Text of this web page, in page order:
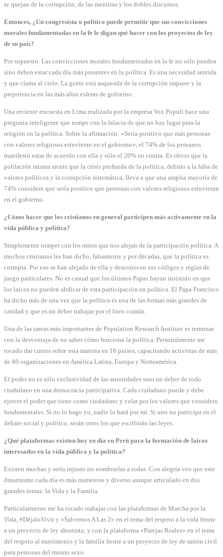
se quejan de la corrupción, de las mentiras y los dobles discursos.
Entonces, ¿Un congresista o político puede permitir que sus convicciones
morales fundamentadas en la fe le digan qué hacer con los proyectos de ley
de su país?
Por supuesto. Las convicciones morales fundamentadas en la fe no sólo pueden
sino deben estar cada día más presentes en la política. Es una necesidad sentida
y que clama al cielo. La gente está asqueada de la corrupción impune y la
prepotencia en las más altas esferas de gobierno.
Una reciente encuesta en Lima realizada por la empresa Vox Populi hace una
pregunta inteligente que rompe con la falacia de que no hay lugar para la
religión en la política. Sobre la afirmación: «Sería positivo que más personas
con valores religiosos estuvieran en el gobierno», el 74% de los peruanos
manifestó estar de acuerdo con ella y sólo el 20% en contra. Es obvio que la
población misma siente que la crisis profunda de la política, debido a la falta de
valores políticos y la corrupción sistemática, lleva a que una amplia mayoría de
74% considere que sería positivo que personas con valores religiosos estuvieran
en el gobierno.
¿Cómo hacer que los cristianos en general participen más activamente en la
vida pública y política?
Simplemente romper con los mitos que nos alejan de la participación política. A
muchos cristianos les han dicho, falsamente y por décadas, que la política es
corrupta. Por eso se han alejado de ella y desconocen sus códigos y reglas de
juego particulares. No es casual que los últimos Papas hayan insistido en que
los laicos no pueden abdicar de esta participación en política. El Papa Francisco
ha dicho más de una vez que la política es una de las formas más grandes de
caridad y que es un deber trabajar por el bien común.
Una de las tareas más importantes de Population Research Institute es terminar
con la desventaja de no saber cómo funciona la política. Personalmente me
tocado dar cursos sobre esta materia en 18 países, capacitando activistas de más
de 80 organizaciones en América Latina, Europa y Norteamérica.
El poder no es sólo exclusividad de las autoridades sino un deber de todo
ciudadano en una democracia participativa. Cada ciudadano puede y debe
ejercer el poder que tiene como ciudadano y velar por los valores que considero
fundamentales. Si no lo hago yo, nadie lo hará por mí. Si uno no participa en el
debate social y político, serán otros los que escribirán las leyes.
¿Qué plataformas existen hoy en día en Perú para la formación de laicos
interesados en la vida pública y la política?
Existen muchas y sería injusto no nombrarlas a todas. Con alegría veo que este
dinamismo cada día es más numeroso y diverso aunque articulado en dos
grandes temas: la Vida y la Familia.
Particularmente me ha tocado trabajar con las plataformas de Marcha por la
Vida, #DéjaloVivir y «Salvemos A Las 2» en el tema del respeto a la vida frente
a un proyecto de ley abortista; y con la plataforma «Parejas Reales» en el tema
del respeto al matrimonio y la familia frente a un proyecto de ley de unión civil
para personas del mismo sexo.